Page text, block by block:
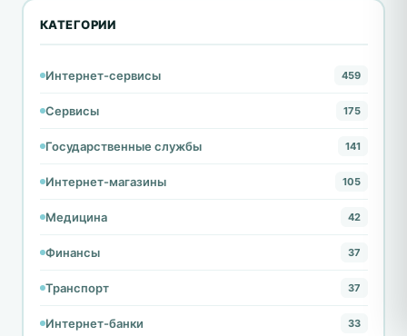
КАТЕГОРИИ
Интернет-сервисы 459
Сервисы 175
Государственные службы 141
Интернет-магазины 105
Медицина 42
Финансы 37
Транспорт 37
Интернет-банки 33